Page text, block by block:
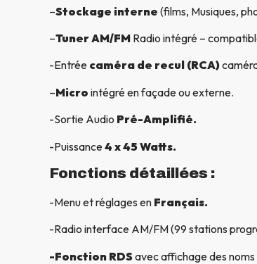
–Stockage interne (films, Musiques,
–Tuner AM/FM Radio intégré –
-Entrée caméra de recul (RCA)
–Micro intégré en façade ou externe.
-Sortie Audio Pré-Amplifié.
-Puissance4 x 45 Watts.
Fonctions détaillées :
-Menu et réglages en Français.
-Radio interface AM/FM (99 stations
-Fonction RDSavec affichage des